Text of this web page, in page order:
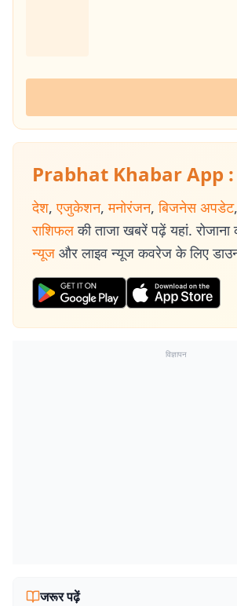
Prabhat Khabar App :
देश, एजुकेशन, मनोरंजन, बिजनेस अपडेट,
राशिफल की ताजा खबरें पढ़ें यहां. रोजाना
न्यूज और लाइव न्यूज कवरेज के लिए
विज्ञापन
जरूर पढ़ें